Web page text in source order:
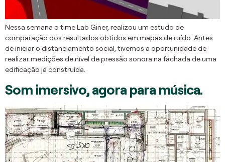
Nessa semana o time Lab Giner, realizou um estudo de
comparação dos resultados obtidos em mapas de ruído. Antes
de iniciar o distanciamento social, tivemos a oportunidade de
realizar medições de nível de pressão sonora na fachada de uma
edificação já construída.
Som imersivo, agora para música.